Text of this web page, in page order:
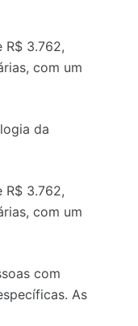
R$ 3.762,
com um
da
R$ 3.762,
com um
com
As